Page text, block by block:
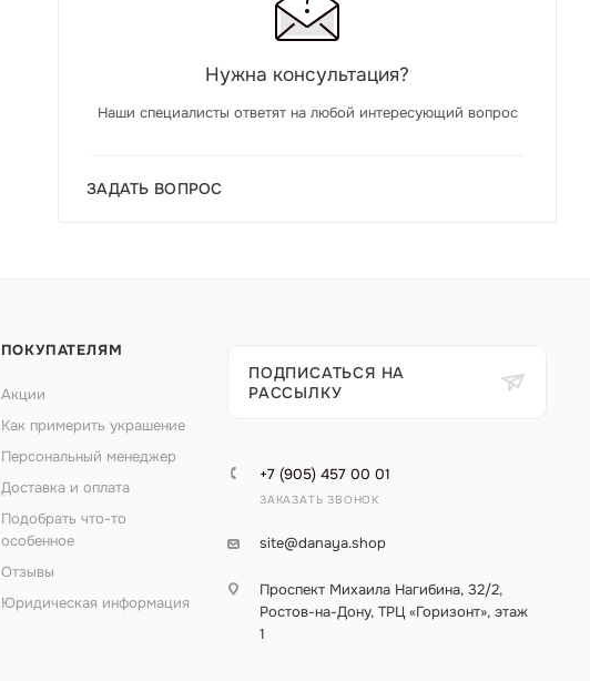
Нужна консультация?
Наши специалисты ответят на любой интересующий вопрос
ЗАДАТЬ ВОПРОС
ПОКУПАТЕЛЯМ
Акции
Как примерить украшение
Персональный менеджер
Доставка и оплата
Подобрать что-то
особенное
Отзывы
Юридическая информация
ПОДПИСАТЬСЯ НА
РАССЫЛКУ
+7 (905) 457 00 01
ЗАКАЗАТЬ ЗВОНОК
site@danaya.shop
Проспект Михаила Нагибина, 32/2,
Ростов-на-Дону, ТРЦ «Горизонт», этаж
1